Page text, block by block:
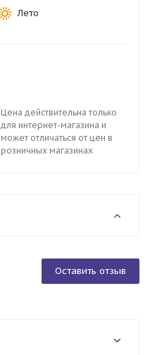
Лето
Цена действительна только
для интернет-магазина и
может отличаться от цен в
розничных магазинах
Оставить отзыв